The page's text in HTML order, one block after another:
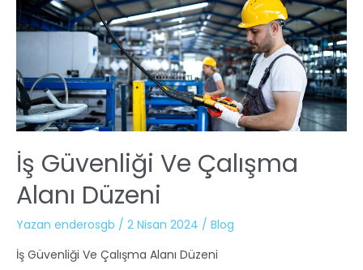
İş Güvenliği Ve Çalışma
Alanı Düzeni
Yazan enderosgb / 2 Nisan 2024 / Blog
İş Güvenliği Ve Çalışma Alanı Düzeni